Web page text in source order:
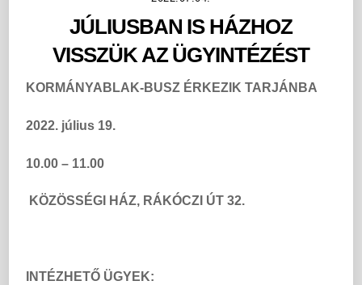
JÚLIUSBAN IS HÁZHOZ
VISSZÜK AZ ÜGYINTÉZÉST
KORMÁNYABLAK-BUSZ ÉRKEZIKTARJÁNBA
2022. július 19.
10.00 – 11.00
KÖZÖSSÉGI HÁZ, RÁKÓCZI ÚT 32.
INTÉZHETŐ ÜGYEK: